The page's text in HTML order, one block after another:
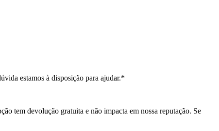
estamos à disposição para ajudar.*
tem devolução gratuita e não impacta em nossa reputação. Se